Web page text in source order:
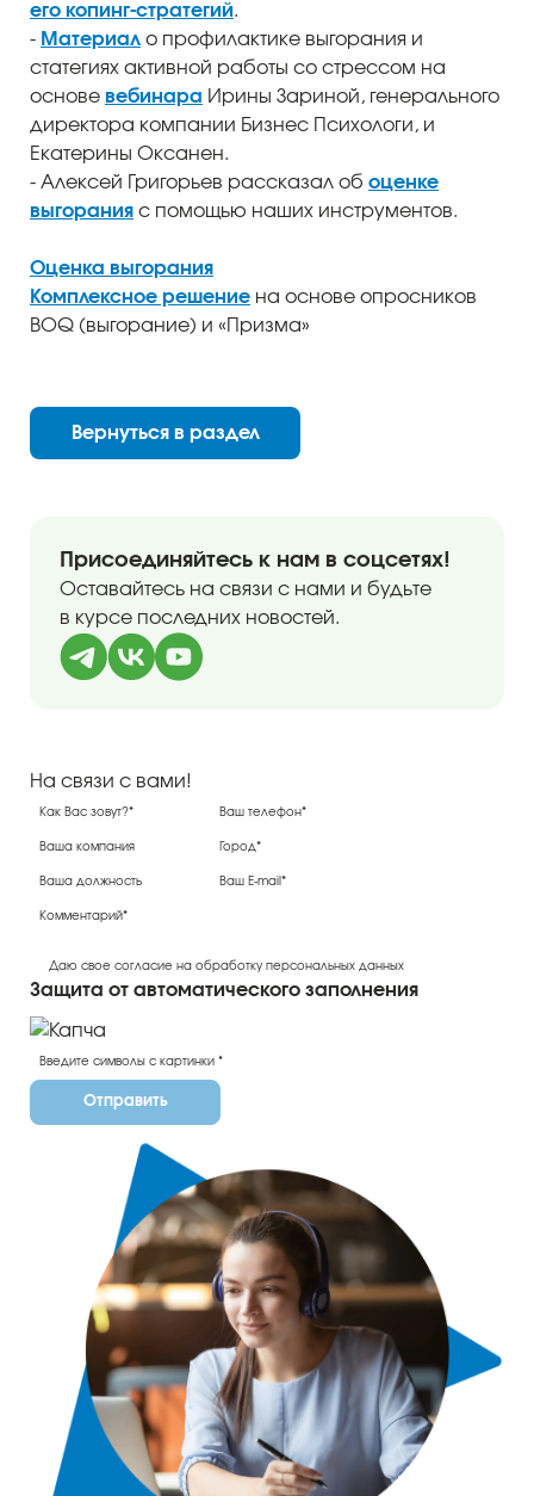
его копинг-стратегий.
- Материал о профилактике выгорания и
статегиях активной работы со стрессом на
основе вебинара Ирины Зариной, генерального
директора компании Бизнес Психологи, и
Екатерины Оксанен.
- Алексей Григорьев рассказал об оценке
выгорания с помощью наших инструментов.
Оценка выгорания
Комплексное решение на основе опросников
BOQ (выгорание) и «Призма»
Вернуться в раздел
Присоединяйтесь к нам в соцсетях!
Оставайтесь на связи с нами и будьте
в курсе последних новостей.
На связи с вами!
Даю свое согласие на обработку персональных данных
Защита от автоматического заполнения
Отправить